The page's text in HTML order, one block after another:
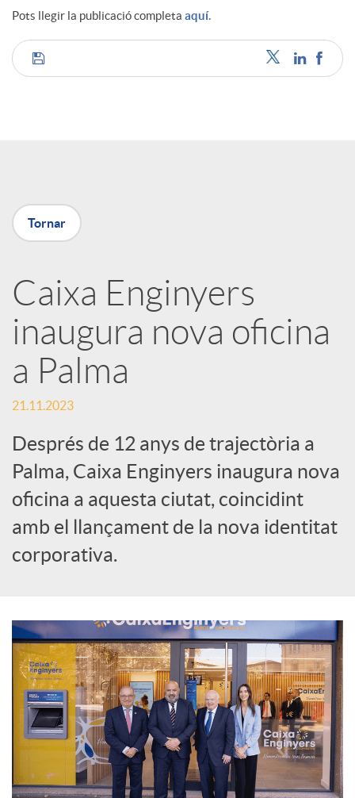
Pots llegir la publicació completa aquí.
C
p
a
r
t
i
r
a
a
r
x
Tornar
Caixa Enginyers
inaugura nova oficina
a Palma
21.11.2023
Després de 12 anys de trajectòria a
Palma, Caixa Enginyers inaugura nova
oficina a aquesta ciutat, coincidint
amb el llançament de la nova identitat
corporativa.